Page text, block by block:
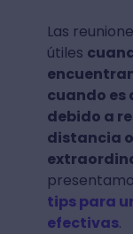
Las
útiles
cuando
debido a
distancia
tips para
efectivas.